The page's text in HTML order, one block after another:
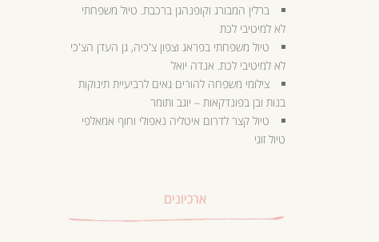
ברלין המבורג וקופנהגן ברכבת. טיול משפחתי
לא למיטיבי לכת
טיול משפחתי בפראג וצפון צ'כיה, גן העדן הצ'כי
לא למיטיבי לכת. אנדה יואל
צילומי משפחה להורים גאים לרביעיית תינוקות
בנות ובן בפונדקאות – יוגב ותומר
טיול קצר לדרום איטליה נאפולי וחוף אמאלפי
טיול זוגי
ארכיונים